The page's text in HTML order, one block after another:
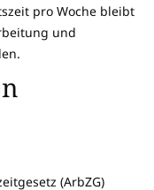
pro Woche bleibt
und
(ArbZG)